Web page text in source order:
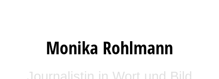
Monika Rohlmann